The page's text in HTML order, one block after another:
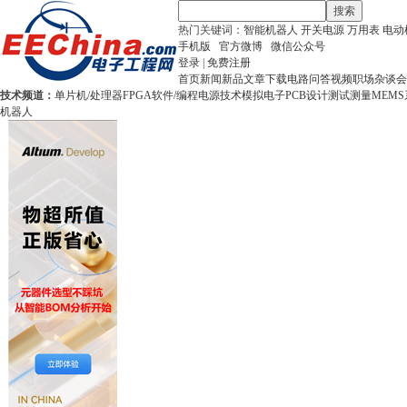
搜索
热门关键词： 智能机器人 开关电源 万用表 电动
手机版
官方微博
微信公众号
登录 免费注册
首页新闻新品文章下载电路问答视频职场杂谈
技术频道： 单片机/处理器FPGA软件/编程电源技术模拟电子PCB设计测试测量MEMS
机器人